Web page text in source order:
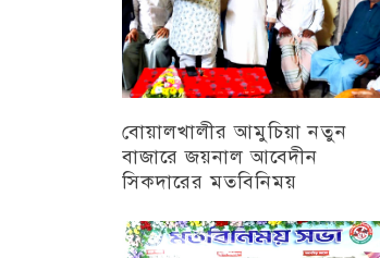
বোয়ালখালীর আমুচিয়া নতুন
বাজারে জয়নাল আবেদীন
সিকদারের মতবিনিময়